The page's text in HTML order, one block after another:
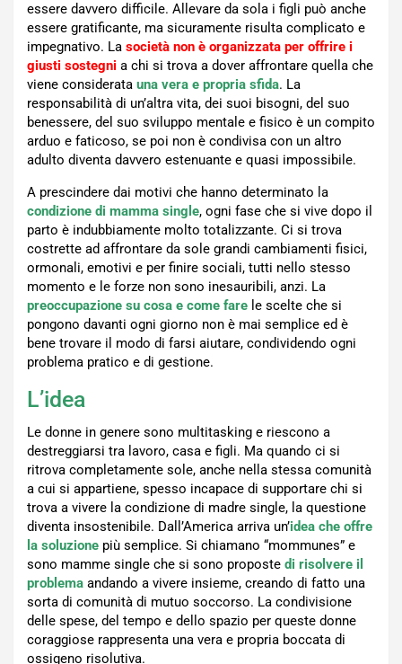
essere davvero difficile. Allevare da sola i figli può anche
essere gratificante, ma sicuramente risulta complicato e
impegnativo. La società non è organizzata per offrire i
giusti sostegni a chi si trova a dover affrontare quella che
viene considerata una vera e propria sfida. La
responsabilità di un’altra vita, dei suoi bisogni, del suo
benessere, del suo sviluppo mentale e fisico è un compito
arduo e faticoso, se poi non è condivisa con un altro
adulto diventa davvero estenuante e quasi impossibile.
A prescindere dai motivi che hanno determinato la
condizione di mamma single, ogni fase che si vive dopo il
parto è indubbiamente molto totalizzante. Ci si trova
costrette ad affrontare da sole grandi cambiamenti fisici,
ormonali, emotivi e per finire sociali, tutti nello stesso
momento e le forze non sono inesauribili, anzi. La
preoccupazione su cosa e come fare le scelte che si
pongono davanti ogni giorno non è mai semplice ed è
bene trovare il modo di farsi aiutare, condividendo ogni
problema pratico e di gestione.
L’idea
Le donne in genere sono multitasking e riescono a
destreggiarsi tra lavoro, casa e figli. Ma quando ci si
ritrova completamente sole, anche nella stessa comunità
a cui si appartiene, spesso incapace di supportare chi si
trova a vivere la condizione di madre single, la questione
diventa insostenibile. Dall’America arriva un’idea che offre
la soluzione più semplice. Si chiamano “mommunes” e
sono mamme single che si sono proposte di risolvere il
problema andando a vivere insieme, creando di fatto una
sorta di comunità di mutuo soccorso. La condivisione
delle spese, del tempo e dello spazio per queste donne
coraggiose rappresenta una vera e propria boccata di
ossigeno risolutiva.